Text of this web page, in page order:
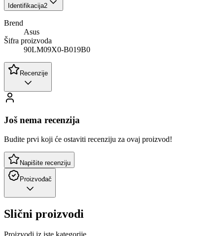
Identifikacija2
Brend
Asus
Šifra proizvoda
90LM09X0-B019B0
Recenzije
Još nema recenzija
Budite prvi koji će ostaviti recenziju za ovaj proizvod!
Napišite recenziju
Proizvođač
Slični proizvodi